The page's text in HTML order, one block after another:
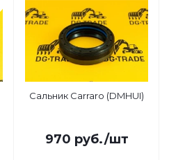
Сальник Carraro (DMHUI)
970 руб./шт